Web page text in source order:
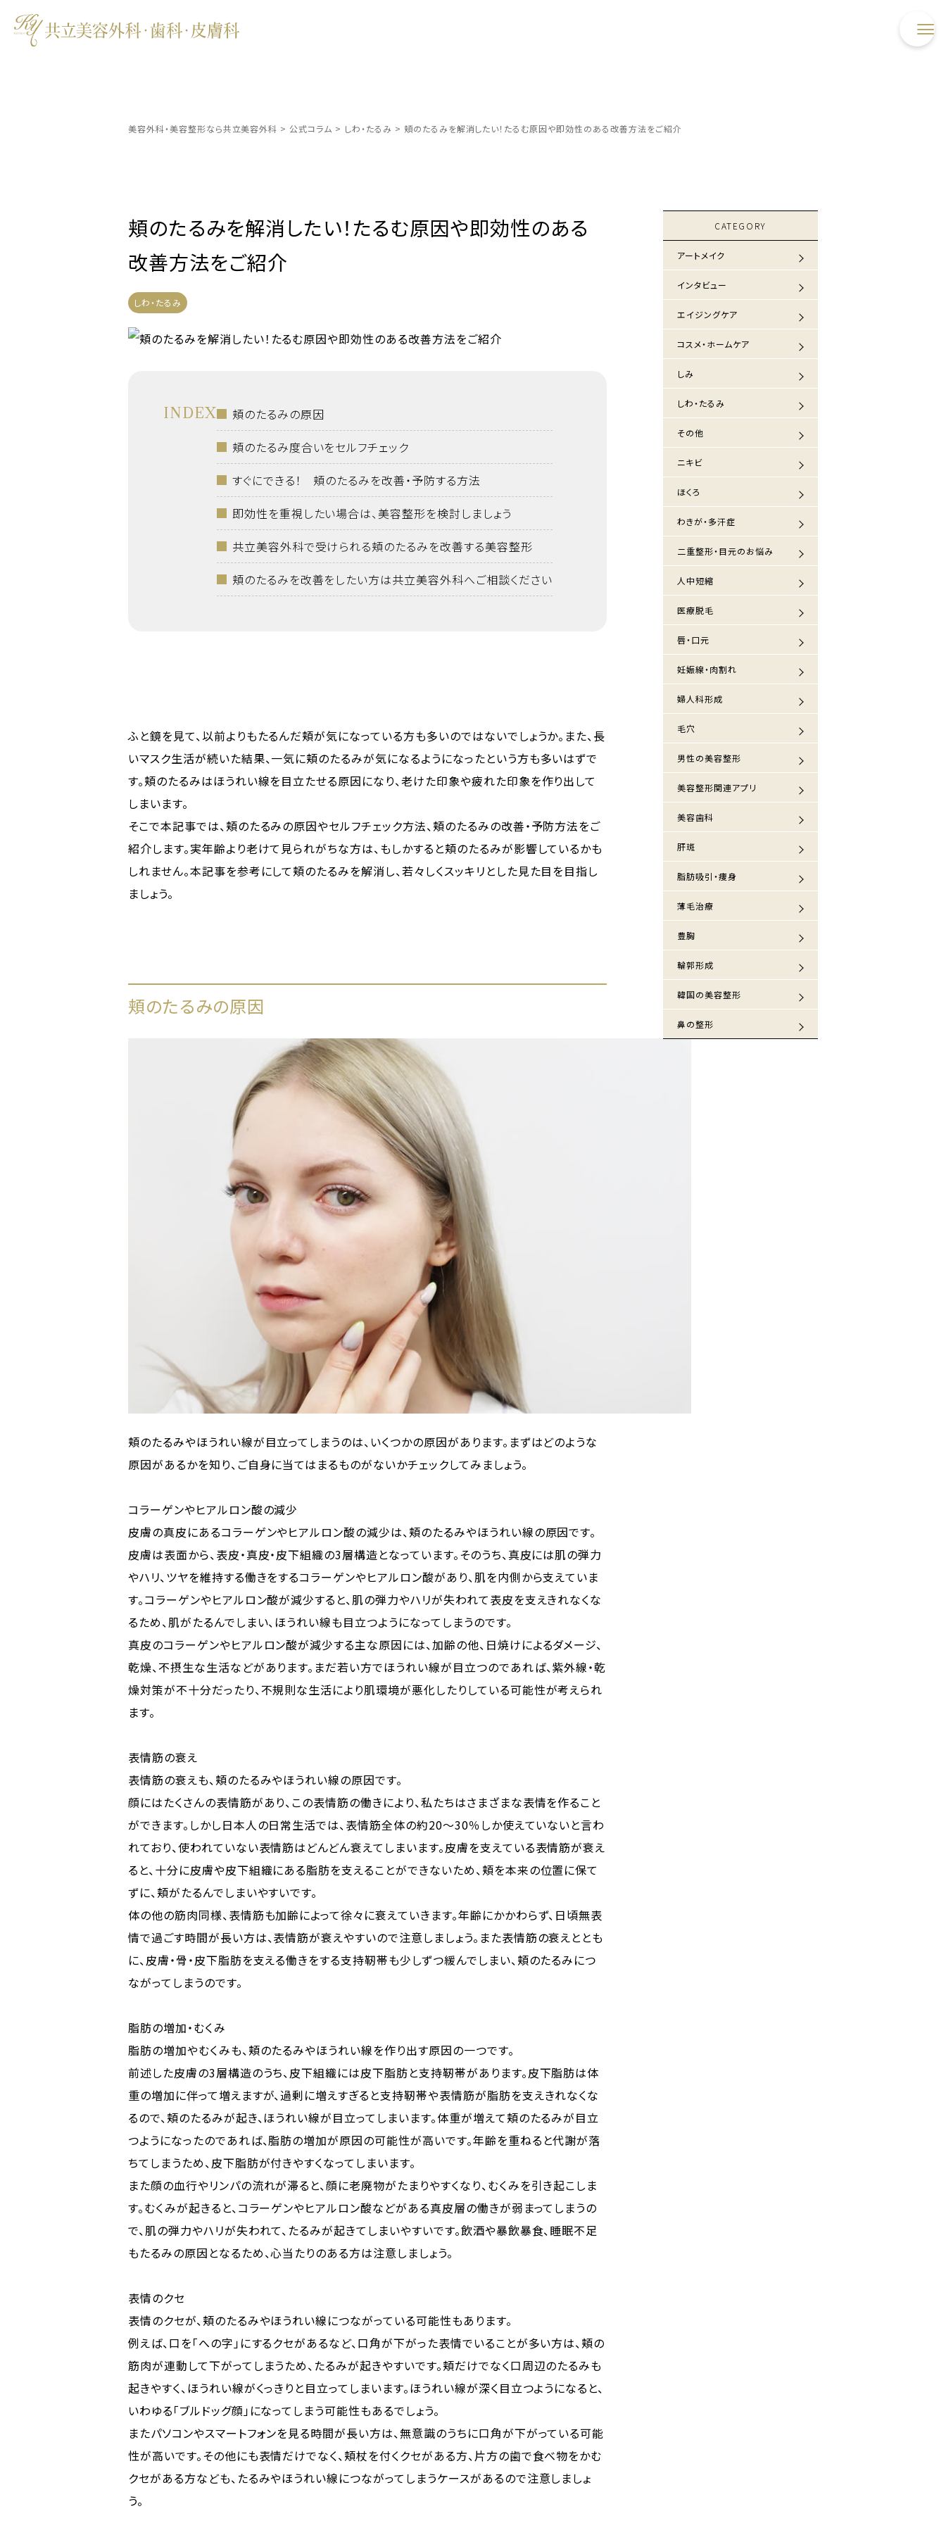
美容外科・美容整形なら共立美容外科 > 公式コラム > しわ・たるみ > 頬のたるみを解消したい！たるむ原因や即効性のある改善方法をご紹介
頬のたるみを解消したい！たるむ原因や即効性のある
改善方法をご紹介
しわ・たるみ
INDEX
頬のたるみの原因
頬のたるみ度合いをセルフチェック
すぐにできる！ 頬のたるみを改善・予防する方法
即効性を重視したい場合は、美容整形を検討しましょう
共立美容外科で受けられる頬のたるみを改善する美容整形
頬のたるみを改善をしたい方は共立美容外科へご相談ください
ふと鏡を見て、以前よりもたるんだ頬が気になっている方も多いのではないでしょうか。また、長
いマスク生活が続いた結果、一気に頬のたるみが気になるようになったという方も多いはずで
す。頬のたるみはほうれい線を目立たせる原因になり、老けた印象や疲れた印象を作り出して
しまいます。
そこで本記事では、頬のたるみの原因やセルフチェック方法、頬のたるみの改善・予防方法をご
紹介します。実年齢より老けて見られがちな方は、もしかすると頬のたるみが影響しているかも
しれません。本記事を参考にして頬のたるみを解消し、若々しくスッキリとした見た目を目指し
ましょう。
頬のたるみの原因
頬のたるみやほうれい線が目立ってしまうのは、いくつかの原因があります。まずはどのような
原因があるかを知り、ご自身に当てはまるものがないかチェックしてみましょう。
コラーゲンやヒアルロン酸の減少
皮膚の真皮にあるコラーゲンやヒアルロン酸の減少は、頬のたるみやほうれい線の原因です。
皮膚は表面から、表皮・真皮・皮下組織の3層構造となっています。そのうち、真皮には肌の弾力
やハリ、ツヤを維持する働きをするコラーゲンやヒアルロン酸があり、肌を内側から支えていま
す。コラーゲンやヒアルロン酸が減少すると、肌の弾力やハリが失われて表皮を支えきれなくな
るため、肌がたるんでしまい、ほうれい線も目立つようになってしまうのです。
真皮のコラーゲンやヒアルロン酸が減少する主な原因には、加齢の他、日焼けによるダメージ、
乾燥、不摂生な生活などがあります。まだ若い方でほうれい線が目立つのであれば、紫外線・乾
燥対策が不十分だったり、不規則な生活により肌環境が悪化したりしている可能性が考えられ
ます。
表情筋の衰え
表情筋の衰えも、頬のたるみやほうれい線の原因です。
顔にはたくさんの表情筋があり、この表情筋の働きにより、私たちはさまざまな表情を作ること
ができます。しかし日本人の日常生活では、表情筋全体の約20〜30％しか使えていないと言わ
れており、使われていない表情筋はどんどん衰えてしまいます。皮膚を支えている表情筋が衰え
ると、十分に皮膚や皮下組織にある脂肪を支えることができないため、頬を本来の位置に保て
ずに、頬がたるんでしまいやすいです。
体の他の筋肉同様、表情筋も加齢によって徐々に衰えていきます。年齢にかかわらず、日頃無表
情で過ごす時間が長い方は、表情筋が衰えやすいので注意しましょう。また表情筋の衰えととも
に、皮膚・骨・皮下脂肪を支える働きをする支持靭帯も少しずつ緩んでしまい、頬のたるみにつ
ながってしまうのです。
脂肪の増加・むくみ
脂肪の増加やむくみも、頬のたるみやほうれい線を作り出す原因の一つです。
前述した皮膚の3層構造のうち、皮下組織には皮下脂肪と支持靭帯があります。皮下脂肪は体
重の増加に伴って増えますが、過剰に増えすぎると支持靭帯や表情筋が脂肪を支えきれなくな
るので、頬のたるみが起き、ほうれい線が目立ってしまいます。体重が増えて頬のたるみが目立
つようになったのであれば、脂肪の増加が原因の可能性が高いです。年齢を重ねると代謝が落
ちてしまうため、皮下脂肪が付きやすくなってしまいます。
また顔の血行やリンパの流れが滞ると、顔に老廃物がたまりやすくなり、むくみを引き起こしま
す。むくみが起きると、コラーゲンやヒアルロン酸などがある真皮層の働きが弱まってしまうの
で、肌の弾力やハリが失われて、たるみが起きてしまいやすいです。飲酒や暴飲暴食、睡眠不足
もたるみの原因となるため、心当たりのある方は注意しましょう。
表情のクセ
表情のクセが、頬のたるみやほうれい線につながっている可能性もあります。
例えば、口を「への字」にするクセがあるなど、口角が下がった表情でいることが多い方は、頬の
筋肉が連動して下がってしまうため、たるみが起きやすいです。頬だけでなく口周辺のたるみも
起きやすく、ほうれい線がくっきりと目立ってしまいます。ほうれい線が深く目立つようになると、
いわゆる「ブルドッグ顔」になってしまう可能性もあるでしょう。
またパソコンやスマートフォンを見る時間が長い方は、無意識のうちに口角が下がっている可能
性が高いです。その他にも表情だけでなく、頬杖を付くクセがある方、片方の歯で食べ物をかむ
クセがある方なども、たるみやほうれい線につながってしまうケースがあるので注意しましょ
う。
CATEGORY
アートメイク
インタビュー
エイジングケア
コスメ・ホームケア
しみ
しわ・たるみ
その他
ニキビ
ほくろ
わきが・多汗症
二重整形・目元のお悩み
人中短縮
医療脱毛
唇・口元
妊娠線・肉割れ
婦人科形成
毛穴
男性の美容整形
美容整形関連アプリ
美容歯科
肝斑
脂肪吸引・痩身
薄毛治療
豊胸
輪郭形成
韓国の美容整形
鼻の整形